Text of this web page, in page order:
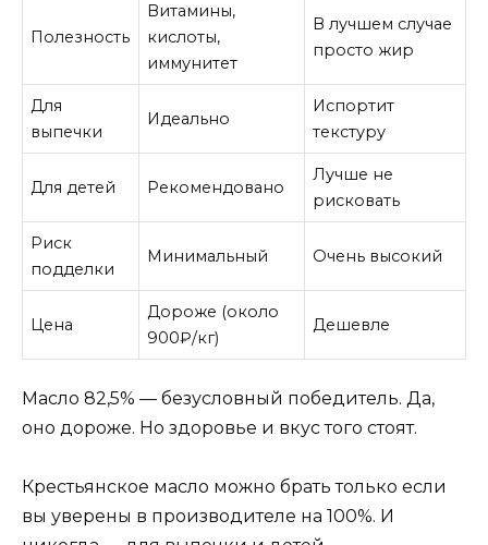
Полезность
Витамины,
кислоты,
иммунитет
В лучшем случае
просто жир
Для
выпечки
Идеально
Испортит
текстуру
Для детей Рекомендовано
Лучше не
рисковать
Риск
подделки
Минимальный Очень высокий
Цена
Дороже (около
900₽/кг)
Дешевле
Масло 82,5% — безусловный победитель. Да,
оно дороже. Но здоровье и вкус того стоят.
Крестьянское масло можно брать только если
вы уверены в производителе на 100%. И